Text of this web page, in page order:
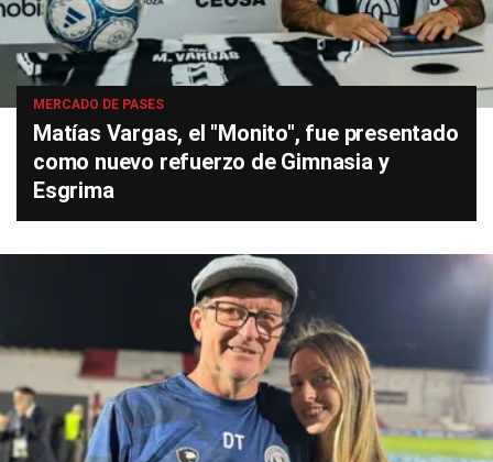
MERCADO DE PASES
Matías Vargas, el "Monito", fue presentado
como nuevo refuerzo de Gimnasia y
Esgrima